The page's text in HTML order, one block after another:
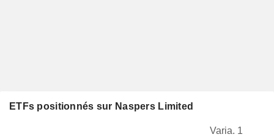
ETFs positionnés sur Naspers Limited
Varia. 1